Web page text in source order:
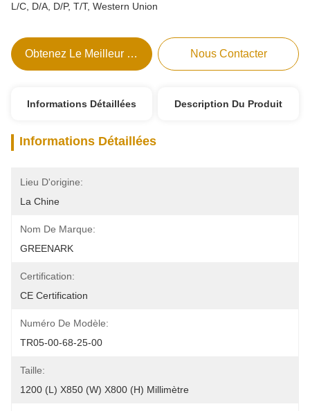
L/C, D/A, D/P, T/T, Western Union
Obtenez Le Meilleur Prix Nous Contacter
Informations Détaillées Description Du Produit
Informations Détaillées
Lieu D'origine:
La Chine
Nom De Marque:
GREENARK
Certification:
CE Certification
Numéro De Modèle:
TR05-00-68-25-00
Taille:
1200 (L) X850 (W) X800 (H) Millimètre